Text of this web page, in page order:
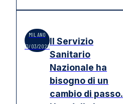
MILANO
31/03/2026Il Servizio
Sanitario
Nazionale ha
bisogno di un
cambio di passo.